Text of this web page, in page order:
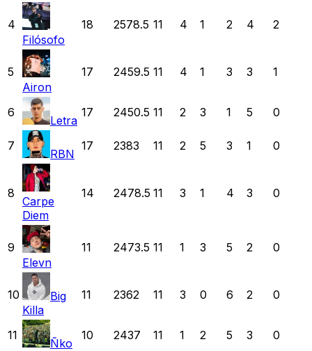
4
Filósofo
18 2578.5 11 4 1 2 4 2
5
Airon
17 2459.5 11 4 1 3 3 1
6
Letra
17 2450.5 11 2 3 1 5 0
7
RBN
17 2383 11 2 5 3 1 0
8
Carpe
Diem
14 2478.5 11 3 1 4 3 0
9
Elevn
11 2473.5 11 1 3 5 2 0
10
Big
Killa
11 2362 11 3 0 6 2 0
11
Ñko
10 2437 11 1 2 5 3 0